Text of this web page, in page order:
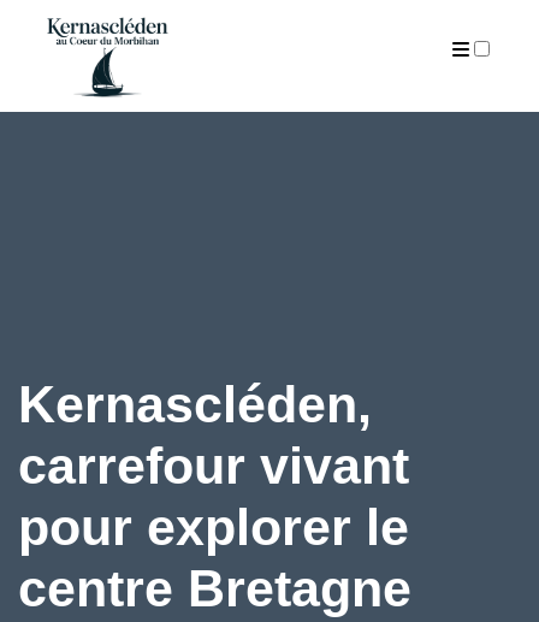
Kernascléden,
carrefour vivant
pour explorer le
centre Bretagne